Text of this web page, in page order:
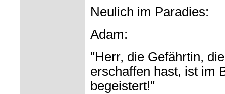
Neulich im Paradies:
Adam:
"Herr, die Gefährtin,
erschaffen hast, ist im
begeistert!"